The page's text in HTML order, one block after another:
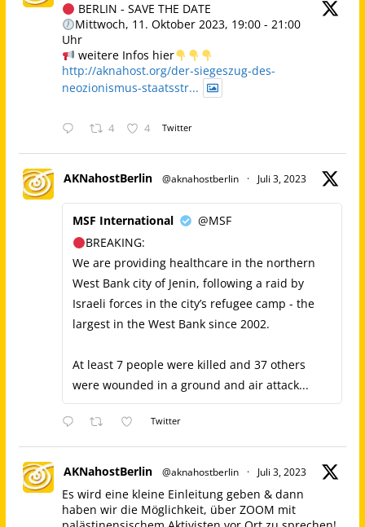
BERLIN - SAVE THE DATE
Mittwoch, 11. Oktober 2023, 19:00 - 21:00
Uhr
weitere Infos hier
http://aknahost.org/der-siegeszug-des-
neozionismus-staatsstr...
4 4 Twitter
AKNahostBerlin @aknahostberlin · Juli 3, 2023
MSF International
@MSF
BREAKING:
We are providing healthcare in the northern
West Bank city of Jenin, following a raid by
Israeli forces in the city’s refugee camp - the
largest in the West Bank since 2002.
At least 7 people were killed and 37 others
were wounded in a ground and air attack...
Twitter
AKNahostBerlin @aknahostberlin · Juli 3, 2023
Es wird eine kleine Einleitung geben & dann
haben wir die Möglichkeit, über ZOOM mit